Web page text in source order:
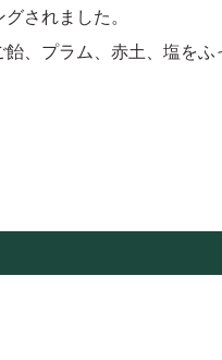
されました。
、プラム、赤土、塩をふ